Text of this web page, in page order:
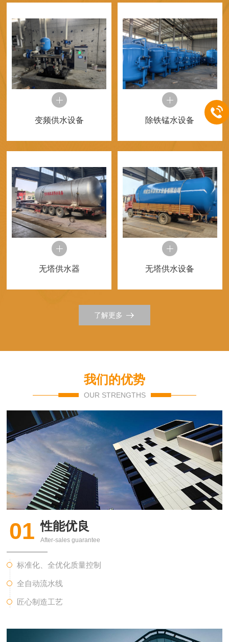
变频供水设备 除铁锰水设备
无塔供水器 无塔供水设备
了解更多
我们的优势
OUR STRENGTHS
01 性能优良
After-sales guarantee
标准化、全优化质量控制
全自动流水线
匠心制造工艺